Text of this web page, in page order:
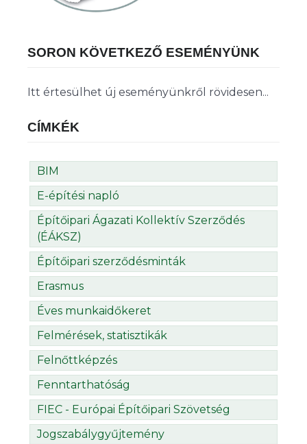
SORON KÖVETKEZŐ ESEMÉNYÜNK
Itt értesülhet új eseményünkről rövidesen...
CÍMKÉK
BIM
E-építési napló
Építőipari Ágazati Kollektív Szerződés
(ÉÁKSZ)
Építőipari szerződésminták
Erasmus
Éves munkaidőkeret
Felmérések, statisztikák
Felnőttképzés
Fenntarthatóság
FIEC - Európai Építőipari Szövetség
Jogszabálygyűjtemény